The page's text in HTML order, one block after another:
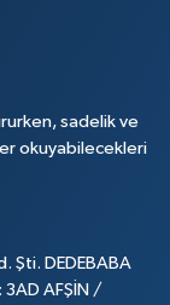
sadelik ve
okuyabilecekleri
Şti. DEDEBABA
3AD AFŞİN /